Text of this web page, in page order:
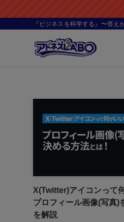
『ビジネスを科学する』〜答
X(Twitter)アイコンって
プロフィール画像(写真)
を解説